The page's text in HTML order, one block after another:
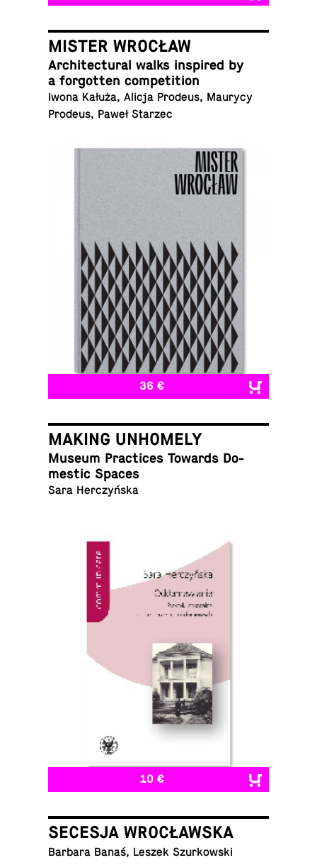
MISTER WROCŁAW
Ar­chi­tec­tural walks in­spired by
a for­got­ten competition
Iwona Kałuża, Alicja Prodeus, Maurycy
Prodeus, Paweł Starzec
36 €
MAKING UNHOMELY
Museum Prac­tices Towards Do­
mes­tic Spaces
Sara Herczyńska
10 €
SECESJA WROCŁAWSKA
Barbara Banaś, Leszek Szurkowski